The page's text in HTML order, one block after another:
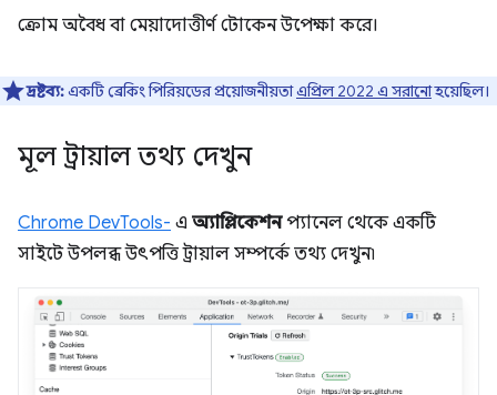
ক্রোম অবৈধ বা মেয়াদোত্তীর্ণ টোকেন উপেক্ষা করে।
দ্রষ্টব্য:একটি ব্রেকিং পিরিয়ডের প্রয়োজনীয়তাএপ্রিল 2022 এ সরানোহয়েছিল।
মূল ট্রায়াল তথ্য দেখুন
Chrome DevTools- এ অ্যাপ্লিকেশনপ্যানেল থেকে একটি
সাইটে উপলব্ধ উৎপত্তি ট্রায়াল সম্পর্কে তথ্য দেখুন৷